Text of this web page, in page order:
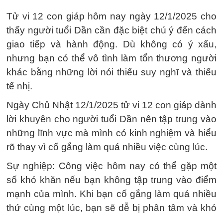
Tử vi 12 con giáp hôm nay ngày 12/1/2025 cho
thấy người tuổi Dần cần đặc biệt chú ý đến cách
giao tiếp và hành động. Dù không có ý xấu,
nhưng bạn có thể vô tình làm tổn thương người
khác bằng những lời nói thiếu suy nghĩ và thiếu
tế nhị.
Ngày Chủ Nhật 12/1/2025 tử vi 12 con giáp dành
lời khuyên cho người tuổi Dần nên tập trung vào
những lĩnh vực mà mình có kinh nghiệm và hiểu
rõ thay vì cố gắng làm quá nhiều việc cùng lúc.
Sự nghiệp: Công việc hôm nay có thể gặp một
số khó khăn nếu bạn không tập trung vào điểm
mạnh của mình. Khi bạn cố gắng làm quá nhiều
thứ cùng một lúc, bạn sẽ dễ bị phân tâm và khó